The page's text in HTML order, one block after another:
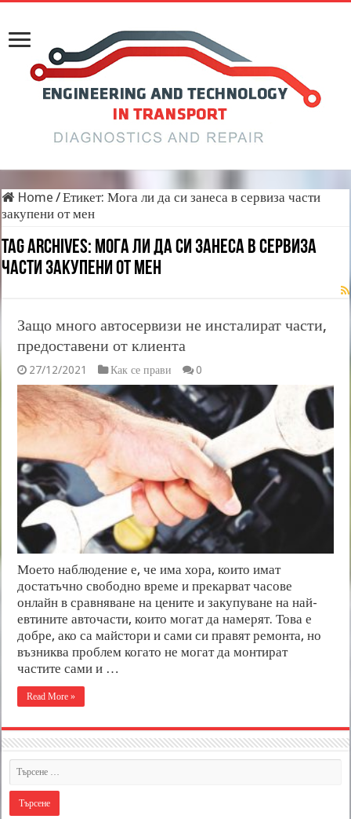
Home /Етикет:Мога ли да си занеса в сервиза части
закупени от мен
Tag Archives: Мога ли да си занеса в сервиза
части закупени от мен
Защо много автосервизи не инсталират части,
предоставени от клиента
27/12/2021 Как се прави 0
Моето наблюдение е, че има хора, които имат
достатъчно свободно време и прекарват часове
онлайн в сравняване на цените и закупуване на най-
евтините авточасти, които могат да намерят. Това е
добре, ако са майстори и сами си правят ремонта, но
възниква проблем когато не могат да монтират
частите сами и …
Read More »